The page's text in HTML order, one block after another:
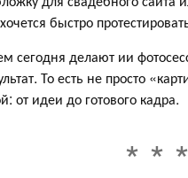
быстро
сегодня делают ии
То есть не просто
от идеи до готового кадра.